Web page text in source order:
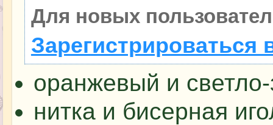
Для новых
Зарегистрироваться
оранжевый и
нитка и бисерная